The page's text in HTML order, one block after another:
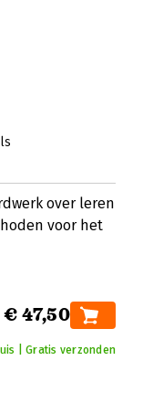
over leren
voor het
€ 47,50
| Gratis verzonden